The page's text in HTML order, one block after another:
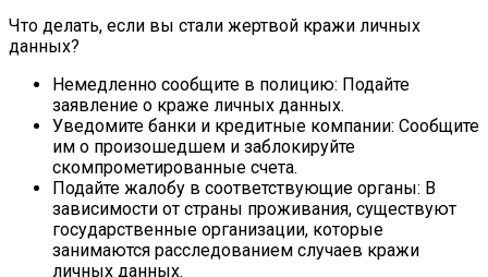
Что делать, если вы стали жертвой кражи личных
данных?
Немедленно сообщите в полицию: Подайте
заявление о краже личных данных.
Уведомите банки и кредитные компании: Сообщите
им о произошедшем и заблокируйте
скомпрометированные счета.
Подайте жалобу в соответствующие органы: В
зависимости от страны проживания, существуют
государственные организации, которые
занимаются расследованием случаев кражи
личных данных.